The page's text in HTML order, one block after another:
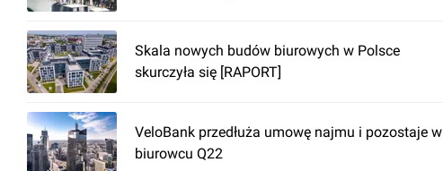
Skala nowych budów biurowych w Polsce
skurczyła się [RAPORT]
VeloBank przedłuża umowę najmu i pozostaje w
biurowcu Q22